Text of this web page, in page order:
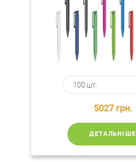
5027 грн.
ДЕТАЛЬНІШЕ